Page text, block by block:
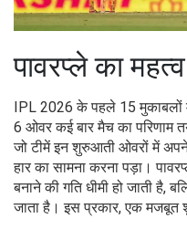
पावरप्ले का महत्व
IPL 2026 के पहले 15 मुकाबलों
6 ओवर कई बार मैच का
जो टीमें इन शुरुआती ओवरों में
हार का सामना करना पड़ा।
बनाने की गति धीमी हो जाती है,
जाता है। इस प्रकार, एक मजबूत